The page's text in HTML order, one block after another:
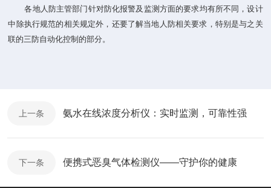
各地人防主管部门针对防化报警及监测方面的要求均有所不同，设计
中除执行规范的相关规定外，还要了解当地人防相关要求，特别是与之关
联的三防自动化控制的部分。
上一条 氨水在线浓度分析仪：实时监测，可靠性强
下一条 便携式恶臭气体检测仪——守护你的健康